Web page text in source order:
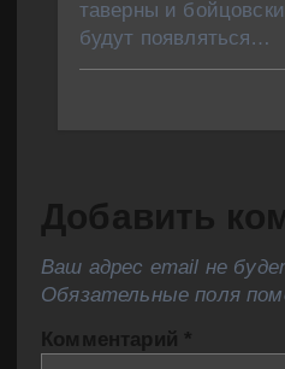
таверны и
будут появляться…
Добавить
Ваш адрес email не
Обязательные поля
Комментарий *